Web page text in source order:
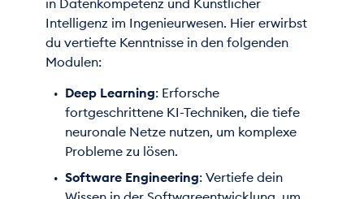
Intelligenz im Ingenieurwesen. Hier erwirbst
du vertiefte Kenntnisse in den folgenden
Modulen:
Deep Learning: Erforsche
fortgeschrittene KI-Techniken, die tiefe
neuronale Netze nutzen, um komplexe
Probleme zu lösen.
Software Engineering: Vertiefe dein